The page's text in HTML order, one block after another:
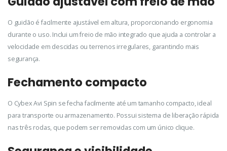
O guidão é facilmente ajustável em altura, proporcionando ergonomia
durante o uso. Inclui um freio de mão integrado que ajuda a controlar a
velocidade em descidas ou terrenos irregulares, garantindo mais
segurança.
Fechamento compacto
O Cybex Avi Spin se fecha facilmente até um tamanho compacto, ideal
para transporte ou armazenamento. Possui sistema de liberação rápida
nas três rodas, que podem ser removidas com um único clique.